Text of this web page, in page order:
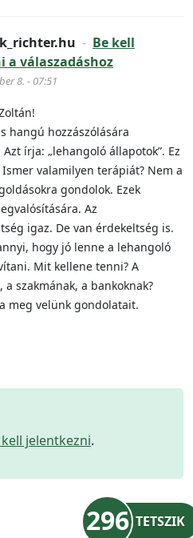
- Be kell
a válaszadáshoz
8. - 07:51
hangú hozzászólására
írja: „lehangoló állapotok”. Ez
valamilyen terápiát? Nem a
gondolok. Ezek
Az
igaz. De van érdekeltség is.
hogy jó lenne a lehangoló
Mit kellene tenni? A
a szakmának, a bankoknak?
meg velünk gondolatait.
jelentkezni.
296 TETSZIK